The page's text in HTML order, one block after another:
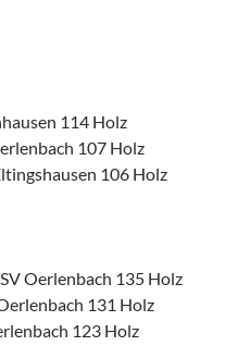
114 Holz
107 Holz
106 Holz
Oerlenbach 135 Holz
131 Holz
123 Holz